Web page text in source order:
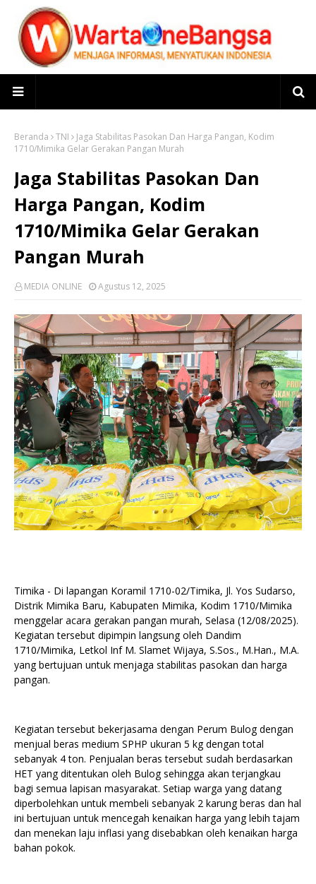
Beranda TNI
Jaga Stabilitas Pasokan Dan Harga Pangan, Kodim
1710/Mimika Gelar Gerakan Pangan Murah
Jaga Stabilitas Pasokan Dan
Harga Pangan, Kodim
1710/Mimika Gelar Gerakan
Pangan Murah
MEDIA ONLINE Agustus 12, 2025
Timika - Di lapangan Koramil 1710-02/Timika, Jl. Yos Sudarso,
Distrik Mimika Baru, Kabupaten Mimika, Kodim 1710/Mimika
menggelar acara gerakan pangan murah, Selasa (12/08/2025).
Kegiatan tersebut dipimpin langsung oleh Dandim
1710/Mimika, Letkol Inf M. Slamet Wijaya, S.Sos., M.Han., M.A.
yang bertujuan untuk menjaga stabilitas pasokan dan harga
pangan.
Kegiatan tersebut bekerjasama dengan Perum Bulog dengan
menjual beras medium SPHP ukuran 5 kg dengan total
sebanyak 4 ton. Penjualan beras tersebut sudah berdasarkan
HET yang ditentukan oleh Bulog sehingga akan terjangkau
bagi semua lapisan masyarakat. Setiap warga yang datang
diperbolehkan untuk membeli sebanyak 2 karung beras dan hal
ini bertujuan untuk mencegah kenaikan harga yang lebih tajam
dan menekan laju inflasi yang disebabkan oleh kenaikan harga
bahan pokok.